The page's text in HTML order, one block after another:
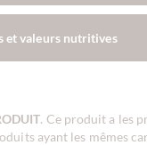
et valeurs nutritives
. Ce produit a les
ayant les mêmes